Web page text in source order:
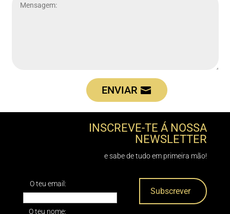
ENVIAR
INSCREVE-TE Á NOSSA
NEWSLETTER
e sabe de tudo em primeira mão!
O teu email:
O teu nome: